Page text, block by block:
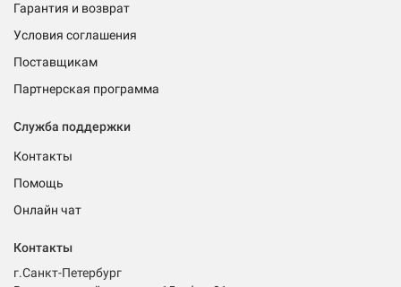
Гарантия и возврат
Условия соглашения
Поставщикам
Партнерская программа
Служба поддержки
Контакты
Помощь
Онлайн чат
Контакты
г.Санкт-Петербург